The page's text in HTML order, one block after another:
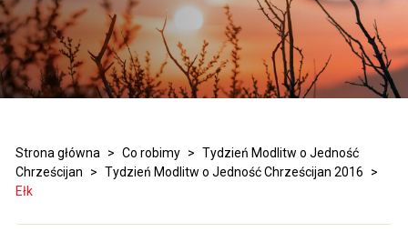
Strona główna > Co robimy > Tydzień Modlitw o Jedność
Chrześcijan
> Tydzień Modlitw o Jedność Chrześcijan 2016
>
Ełk